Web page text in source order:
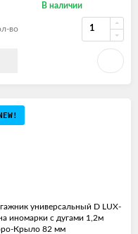
В наличии
во
универсальный D LUX-
иномарки с дугами 1,2м
Крыло 82 мм